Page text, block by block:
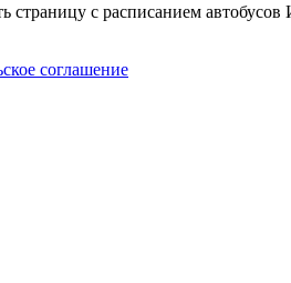
страницу с расписанием автобусов
соглашение